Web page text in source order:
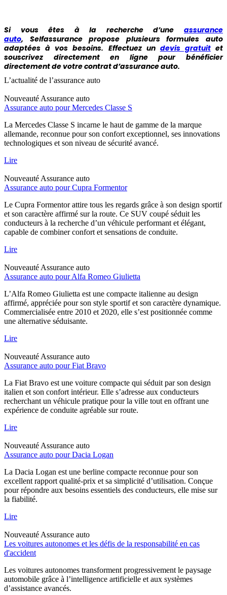
Si vous êtes à la recherche d’une assurance
auto, Selfassurance propose plusieurs formules auto
adaptées à vos besoins. Effectuez un devis gratuitet
souscrivez directement en ligne pour bénéficier
directement de votre contrat d’assurance auto.
L’actualité de l’assurance auto
Nouveauté Assurance auto
Assurance auto pour Mercedes Classe S
La Mercedes Classe S incarne le haut de gamme de la marque
allemande, reconnue pour son confort exceptionnel, ses innovations
technologiques et son niveau de sécurité avancé.
Lire
Nouveauté Assurance auto
Assurance auto pour Cupra Formentor
Le Cupra Formentor attire tous les regards grâce à son design sportif
et son caractère affirmé sur la route. Ce SUV coupé séduit les
conducteurs à la recherche d’un véhicule performant et élégant,
capable de combiner confort et sensations de conduite.
Lire
Nouveauté Assurance auto
Assurance auto pour Alfa Romeo Giulietta
L’Alfa Romeo Giulietta est une compacte italienne au design
affirmé, appréciée pour son style sportif et son caractère dynamique.
Commercialisée entre 2010 et 2020, elle s’est positionnée comme
une alternative séduisante.
Lire
Nouveauté Assurance auto
Assurance auto pour Fiat Bravo
La Fiat Bravo est une voiture compacte qui séduit par son design
italien et son confort intérieur. Elle s’adresse aux conducteurs
recherchant un véhicule pratique pour la ville tout en offrant une
expérience de conduite agréable sur route.
Lire
Nouveauté Assurance auto
Assurance auto pour Dacia Logan
La Dacia Logan est une berline compacte reconnue pour son
excellent rapport qualité-prix et sa simplicité d’utilisation. Conçue
pour répondre aux besoins essentiels des conducteurs, elle mise sur
la fiabilité.
Lire
Nouveauté Assurance auto
Les voitures autonomes et les défis de la responsabilité en cas
d'accident
Les voitures autonomes transforment progressivement le paysage
automobile grâce à l’intelligence artificielle et aux systèmes
d’assistance avancés.